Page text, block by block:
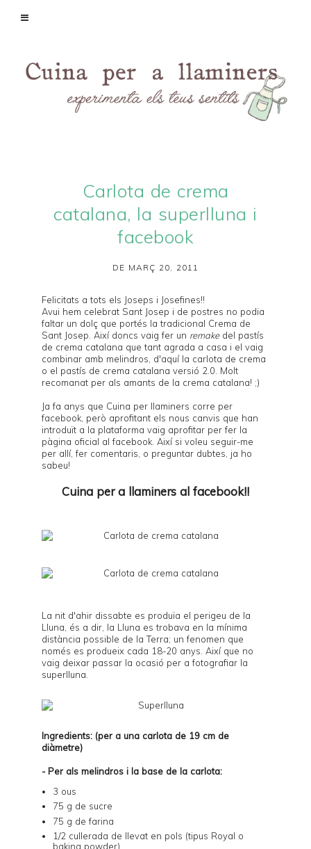
Carlota de crema
catalana, la superlluna i
facebook
DE MARÇ 20, 2011
Felicitats a tots els Joseps i Josefines!!
Avui hem celebrat Sant Josep i de postres no podia
faltar un dolç que portés la tradicional Crema de
Sant Josep . Així doncs vaig fer un remakedel pastís
de crema catalana que tant agrada a casa i el vaig
combinar amb melindros, d'aquí la carlota de crema
o el pastís de crema catalana versió 2.0. Molt
recomanat per als amants de la crema catalana! ;)
Ja fa anys que Cuina per llaminers corre per
facebook, però aprofitant els nous canvis que han
introduït a la plataforma vaig aprofitar per fer la
pàgina oficial alfacebook . Així si voleu seguir-me
per allí, fer comentaris, o preguntar dubtes, ja ho
sabeu!
Cuina per a llaminers al facebook!!
La nit d'ahir dissabte es produïa el perigeu de la
Lluna, és a dir, la Lluna es trobava en la mínima
distància possible de la Terra; un fenomen que
només es produeix cada 18-20 anys. Així que no
vaig deixar passar la ocasió per a fotografiar la
superlluna.
Ingredients: (per a una carlota de 19 cm de
diàmetre)
- Per als melindros i la base de la carlota:
3 ous
75 g de sucre
75 g de farina
1/2 cullerada de llevat en pols (tipus Royal o
baking powder)